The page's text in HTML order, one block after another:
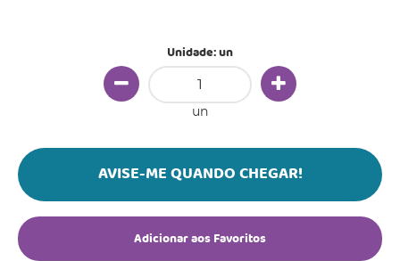
Unidade: un
un
AVISE-ME QUANDO CHEGAR!
Adicionar aos Favoritos